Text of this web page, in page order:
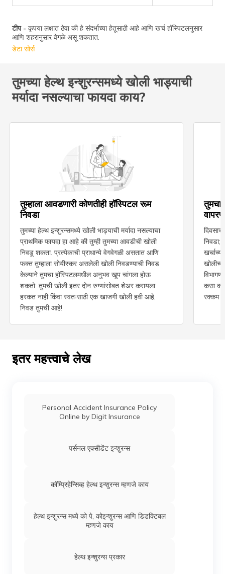
टीप - कृपया लक्षात ठेवा की हे संदर्भाच्या हेतूसाठी आहे आणि खर्च हॉस्पिटलनुसार
आणि शहरानुसार वेगळे असू शकतात.
डेटा सोर्स
तुमच्या हेल्थ इन्शुरन्समध्ये खोली भाड्याची
मर्यादा नसल्याचा फायदा काय?
तुम्हाला आवडणारी कोणतीही हॉस्पिटल रूम
निवडा
तुमच्या हेल्थ इन्शुरन्समध्ये खोली भाड्याची मर्यादा नसल्याचा
प्राथमिक फायदा हा आहे की तुम्ही तुमच्या आवडीची खोली
निवडू शकता. प्रत्येकाची प्राधान्ये वेगवेगळी असतात आणि
फक्त तुम्हाला सोयीस्कर असलेली खोली निवडण्याची निवड
केल्याने तुमचा हॉस्पिटलमधील अनुभव खूप चांगला होऊ
शकतो. तुमची खोली इतर दोन रुग्णांसोबत शेअर करायला
हरकत नाही किंवा स्वतःसाठी एक खाजगी खोली हवी आहे,
निवड तुमची आहे!
तुमचा
निवडा;
कसा
रक्कम
इतर महत्त्वाचे लेख
Personal Accident Insurance Policy
Online by Digit Insurance
पर्सनल एक्सीडेंट इन्शुरन्स
कॉम्प्रिहेन्सिव्ह हेल्थ इन्शुरन्स म्हणजे काय
हेल्थ इन्शुरन्स मध्ये को पे, कोइन्शुरन्स आणि डिडक्टिबल
म्हणजे काय
हेल्थ इन्शुरन्स प्रकार